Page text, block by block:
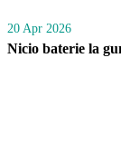
20 Apr 2026
Nicio baterie la